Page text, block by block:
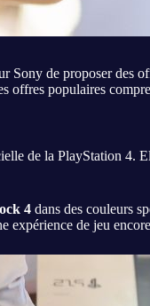
Sony de proposer des
offres populaires
de la PlayStation 4.
4 dans des couleurs
de jeu